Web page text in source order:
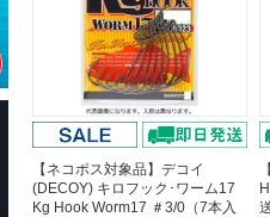
【ネコポス対象品】デコイ
(DECOY) キロフック･ワーム17
Kg Hook Worm17 ＃3/0（7本入